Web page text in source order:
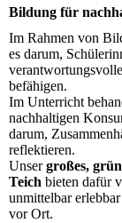
Bildung für
Im Rahmen von
es darum,
befähigen.
Im Unterricht
nachhaltigen
darum,
reflektieren.
Unsergroßes,
Teich bieten dafür
unmittelbar
vor Ort.